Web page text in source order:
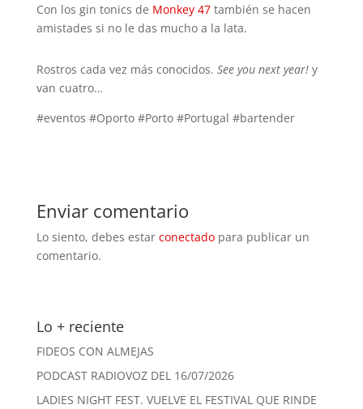
Con los gin tonics de Monkey 47también se hacen
amistades si no le das mucho a la lata.
Rostros cada vez más conocidos. See you next year! y
van cuatro…
#eventos #Oporto #Porto #Portugal #bartender
Enviar comentario
Lo siento, debes estar conectadopara publicar un
comentario.
Lo + reciente
FIDEOS CON ALMEJAS
PODCAST RADIOVOZ DEL 16/07/2026
LADIES NIGHT FEST. VUELVE EL FESTIVAL QUE RINDE